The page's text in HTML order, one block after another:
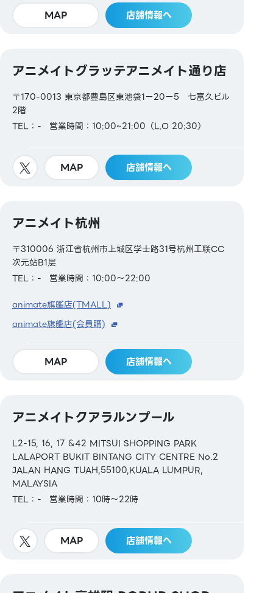
MAP 店舗情報へ
アニメイトグラッテアニメイト通り店
〒170-0013 東京都豊島区東池袋1ー20ー5 七富久ビル
2階
TEL：-
営業時間：10:00~21:00（L.O 20:30）
MAP 店舗情報へ
アニメイト杭州
〒310006 浙江省杭州市上城区学士路31号杭州工联CC
次元站B1层
TEL：-
営業時間：10:00～22:00
animate旗艦店(TMALL)
animate旗艦店(会員購)
MAP 店舗情報へ
アニメイトクアラルンプール
L2-15, 16, 17 &42 MITSUI SHOPPING PARK
LALAPORT BUKIT BINTANG CITY CENTRE No.2
JALAN HANG TUAH,55100,KUALA LUMPUR,
MALAYSIA
TEL：-
営業時間：10時～22時
MAP 店舗情報へ